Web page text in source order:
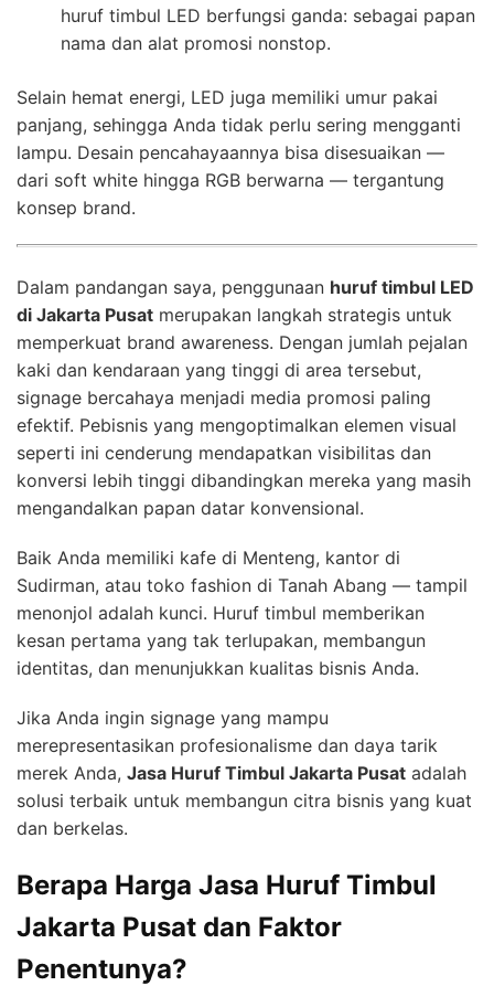
huruf timbul LED berfungsi ganda: sebagai papan
nama dan alat promosi nonstop.
Selain hemat energi, LED juga memiliki umur pakai
panjang, sehingga Anda tidak perlu sering mengganti
lampu. Desain pencahayaannya bisa disesuaikan —
dari soft white hingga RGB berwarna — tergantung
konsep brand.
Dalam pandangan saya, penggunaan huruf timbul LED
di Jakarta Pusat merupakan langkah strategis untuk
memperkuat brand awareness. Dengan jumlah pejalan
kaki dan kendaraan yang tinggi di area tersebut,
signage bercahaya menjadi media promosi paling
efektif. Pebisnis yang mengoptimalkan elemen visual
seperti ini cenderung mendapatkan visibilitas dan
konversi lebih tinggi dibandingkan mereka yang masih
mengandalkan papan datar konvensional.
Baik Anda memiliki kafe di Menteng, kantor di
Sudirman, atau toko fashion di Tanah Abang — tampil
menonjol adalah kunci. Huruf timbul memberikan
kesan pertama yang tak terlupakan, membangun
identitas, dan menunjukkan kualitas bisnis Anda.
Jika Anda ingin signage yang mampu
merepresentasikan profesionalisme dan daya tarik
merek Anda, Jasa Huruf Timbul Jakarta Pusat adalah
solusi terbaik untuk membangun citra bisnis yang kuat
dan berkelas.
Berapa Harga Jasa Huruf Timbul
Jakarta Pusat dan Faktor
Penentunya?